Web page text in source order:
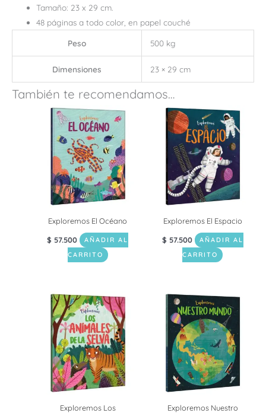
Tamaño: 23 x 29 cm.
48 páginas a todo color, en papel couché
Peso 500 kg
Dimensiones 23 × 29 cm
También te recomendamos…
Exploremos El Océano
$ 57.500
AÑADIR AL
CARRITO
Exploremos El Espacio
$ 57.500
AÑADIR AL
CARRITO
Exploremos Los
Exploremos Nuestro